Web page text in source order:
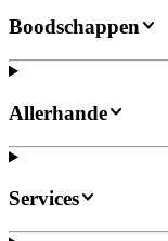
Boodschappen
Allerhande
Services